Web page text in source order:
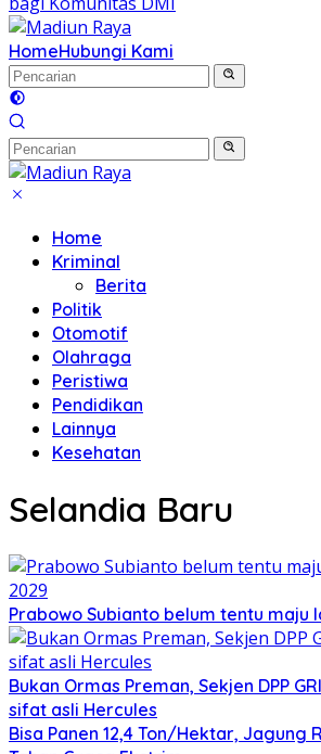
HomeHubungi Kami
Home
Kriminal
Berita
Politik
Otomotif
Olahraga
Peristiwa
Pendidikan
Lainnya
Kesehatan
Selandia Baru
Prabowo Subianto belum tentu maju
Bukan Ormas Preman, Sekjen DPP
sifat asli Hercules
Bisa Panen 12,4 Ton/Hektar, Jagung